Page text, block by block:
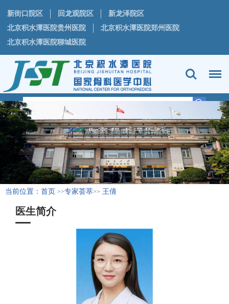
新街口院区 回龙观院区
新龙泽院区
北京积水潭医院贵州医院
北京积水潭医院郑州医院
北京积水潭医院聊城医院
当前位置： 首页 >>专家荟萃>> 王倩
医生简介